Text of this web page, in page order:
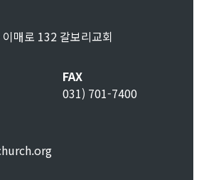
매로 132 갈보리교회
FAX
031) 701-7400